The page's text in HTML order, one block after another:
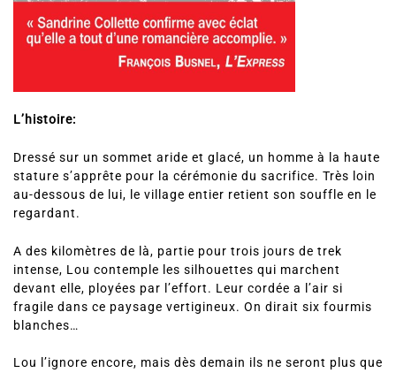
L’histoire:
Dressé sur un sommet aride et glacé, un homme à la haute
stature s’apprête pour la cérémonie du sacrifice. Très loin
au-dessous de lui, le village entier retient son souffle en le
regardant.
A des kilomètres de là, partie pour trois jours de trek
intense, Lou contemple les silhouettes qui marchent
devant elle, ployées par l’effort. Leur cordée a l’air si
fragile dans ce paysage vertigineux. On dirait six fourmis
blanches…
Lou l’ignore encore, mais dès demain ils ne seront plus que